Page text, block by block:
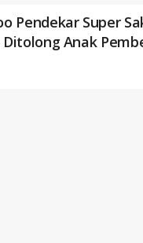
Pendekar Super
Anak